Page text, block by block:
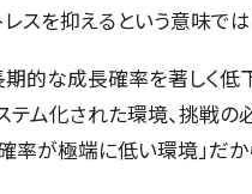
スを抑えるという意味では
的な成長確率を著しく低
テム化された環境、挑戦
が極端に低い環境」だか